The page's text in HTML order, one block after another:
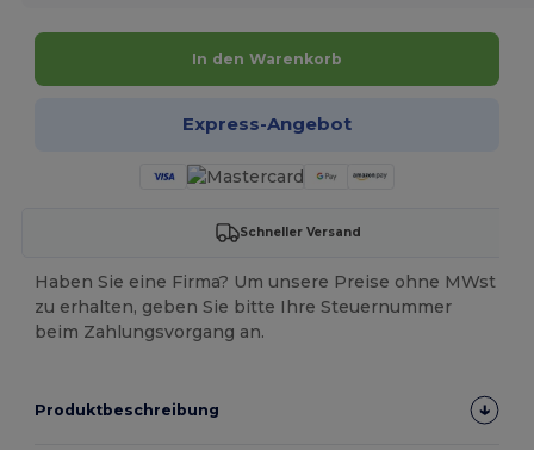
In den Warenkorb
Express-Angebot
Schneller Versand
Haben Sie eine Firma? Um unsere Preise ohne MWst
zu erhalten, geben Sie bitte Ihre Steuernummer
beim Zahlungsvorgang an.
Produktbeschreibung